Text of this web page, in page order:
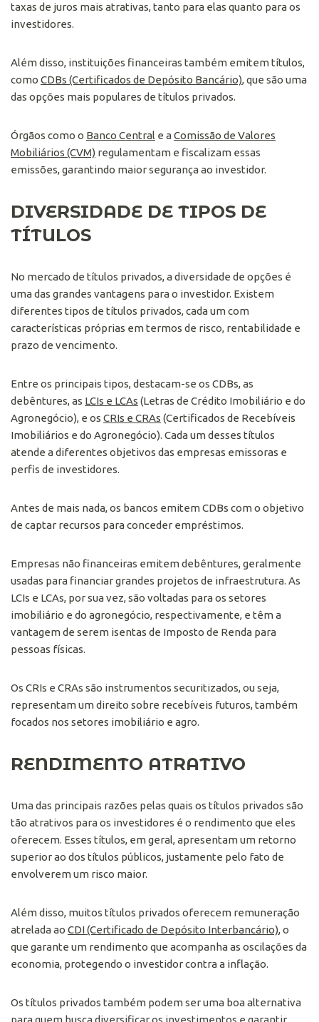
taxas de juros mais atrativas, tanto para elas quanto para os
investidores.
Além disso, instituições financeiras também emitem títulos,
como CDBs (Certificados de Depósito Bancário), que são uma
das opções mais populares de títulos privados.
Órgãos como o Banco Central e aComissão de Valores
Mobiliários (CVM) regulamentam e fiscalizam essas
emissões, garantindo maior segurança ao investidor.
DIVERSIDADE DE TIPOS DE
TÍTULOS
No mercado de títulos privados, a diversidade de opções é
uma das grandes vantagens para o investidor. Existem
diferentes tipos de títulos privados, cada um com
características próprias em termos de risco, rentabilidade e
prazo de vencimento.
Entre os principais tipos, destacam-se os CDBs, as
debêntures, as LCIs e LCAs (Letras de Crédito Imobiliário e do
Agronegócio), e os CRIs e CRAs (Certificados de Recebíveis
Imobiliários e do Agronegócio). Cada um desses títulos
atende a diferentes objetivos das empresas emissoras e
perfis de investidores.
Antes de mais nada, os bancos emitem CDBs com o objetivo
de captar recursos para conceder empréstimos.
Empresas não financeiras emitem debêntures, geralmente
usadas para financiar grandes projetos de infraestrutura. As
LCIs e LCAs, por sua vez, são voltadas para os setores
imobiliário e do agronegócio, respectivamente, e têm a
vantagem de serem isentas de Imposto de Renda para
pessoas físicas.
Os CRIs e CRAs são instrumentos securitizados, ou seja,
representam um direito sobre recebíveis futuros, também
focados nos setores imobiliário e agro.
RENDIMENTO ATRATIVO
Uma das principais razões pelas quais os títulos privados são
tão atrativos para os investidores é o rendimento que eles
oferecem. Esses títulos, em geral, apresentam um retorno
superior ao dos títulos públicos, justamente pelo fato de
envolverem um risco maior.
Além disso, muitos títulos privados oferecem remuneração
atrelada ao CDI (Certificado de Depósito Interbancário), o
que garante um rendimento que acompanha as oscilações da
economia, protegendo o investidor contra a inflação.
Os títulos privados também podem ser uma boa alternativa
para quem busca diversificar os investimentos e garantir